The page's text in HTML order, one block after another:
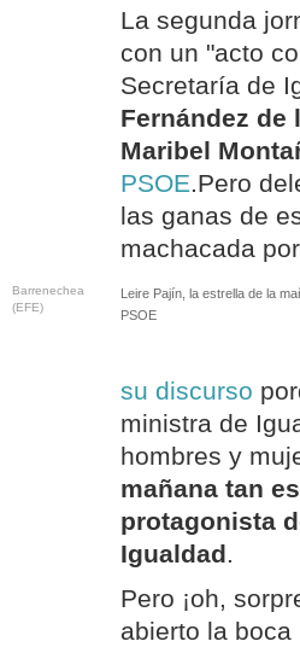
La segunda
con un "acto
Secretaría de
Fernández de
Maribel
PSOE.Pero
las ganas de
machacada
Barrenechea
(EFE)
Leire Pajín, la estrella de la
PSOE
su discurso
ministra de
hombres y
mañana tan
protagonista
Igualdad.
Pero ¡oh,
abierto la